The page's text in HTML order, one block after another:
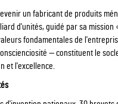
un fabricant de produits
d'unités, guidé par sa mission
fondamentales de
— constituent le
et l'excellence.